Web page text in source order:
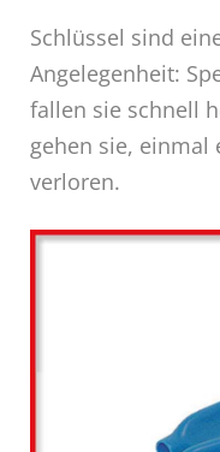
Schlüssel sind
Angelegenheit:
fallen sie schnell
gehen sie,
verloren.